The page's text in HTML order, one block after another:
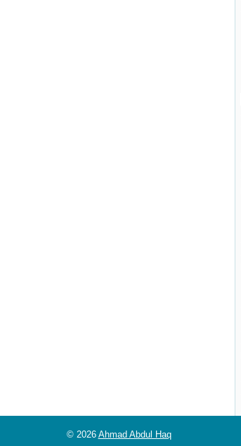
© 2026 Ahmad Abdul Haq